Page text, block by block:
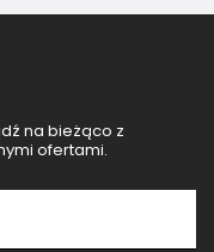
na bieżąco z
ofertami.